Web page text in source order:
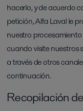
hacerlo, y de acuerdo
petición, Alfa Laval le
nuestro
cuando visite nuestros
a través de otros
continuación.
Recopilación